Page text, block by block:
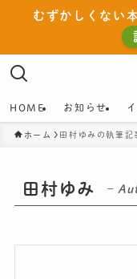
むずかしくない
HOME お知らせ
ホーム 田村ゆみの執筆記
田村ゆみ –